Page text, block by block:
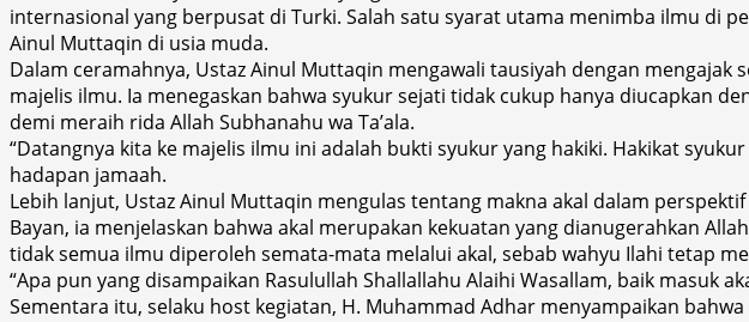
internasional yang berpusat di Turki. Salah satu syarat utama menimba ilmu di
Ainul Muttaqin di usia muda.
Dalam ceramahnya, Ustaz Ainul Muttaqin mengawali tausiyah dengan
majelis ilmu. Ia menegaskan bahwa syukur sejati tidak cukup hanya diucapkan
demi meraih rida Allah Subhanahu wa Ta’ala.
“Datangnya kita ke majelis ilmu ini adalah bukti syukur yang hakiki. Hakikat
hadapan jamaah.
Lebih lanjut, Ustaz Ainul Muttaqin mengulas tentang makna akal dalam
Bayan, ia menjelaskan bahwa akal merupakan kekuatan yang dianugerahkan
tidak semua ilmu diperoleh semata-mata melalui akal, sebab wahyu Ilahi tetap
“Apa pun yang disampaikan Rasulullah Shallallahu Alaihi Wasallam, baik
Sementara itu, selaku host kegiatan, H. Muhammad Adhar menyampaikan